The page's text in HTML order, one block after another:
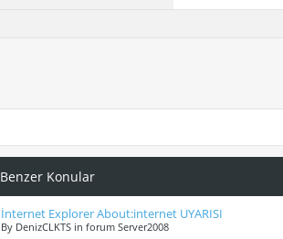
Benzer Konular
İnternet Explorer About:internet UYARISI
By DenizCLKTS in forum Server2008